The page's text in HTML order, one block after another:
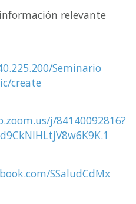
relevante
Seminario
create
j/84140092816?
SSaludCdMx